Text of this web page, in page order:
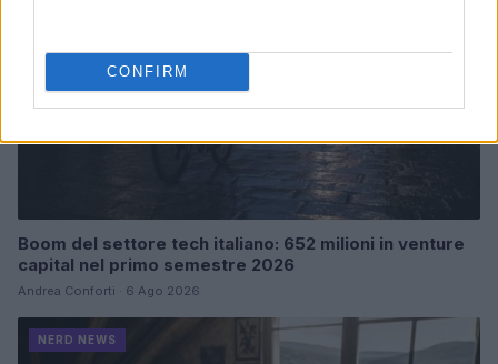
CONFIRM
Boom del settore tech italiano: 652 milioni in venture
capital nel primo semestre 2026
Andrea Conforti · 6 Ago 2026
NERD NEWS